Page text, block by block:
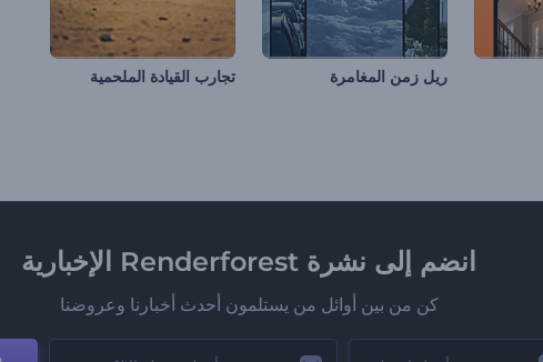
ريل زمن المغامرة تجارب القيادة الملحمية
انضم إلى نشرة Renderforest الإخبارية
كن من بين أوائل من يستلمون أحدث أخبارنا وعروضنا